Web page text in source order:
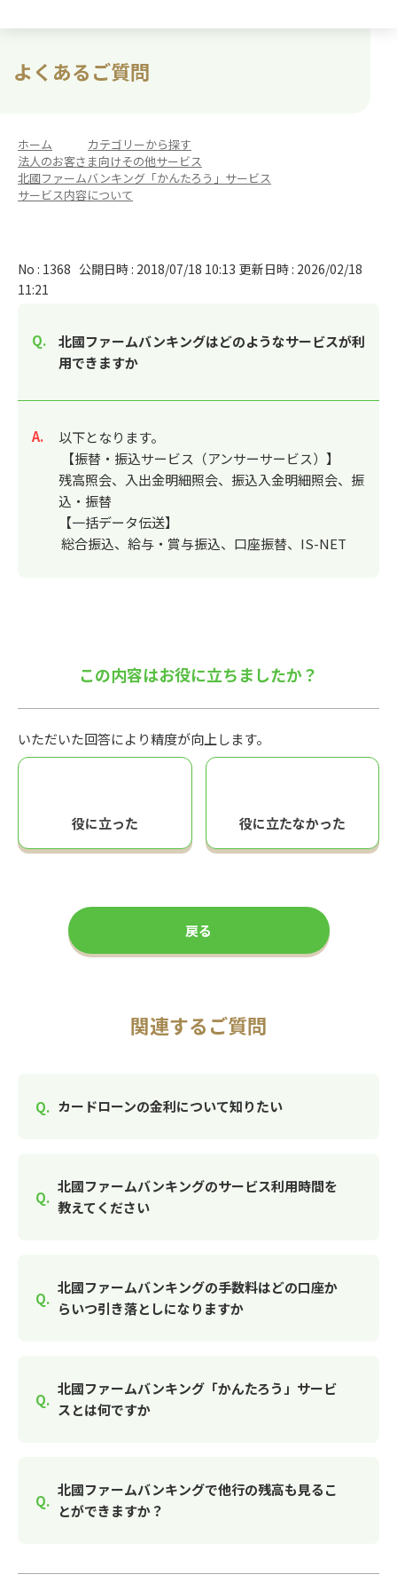
よくあるご質問
ホーム カテゴリーから探す
法人のお客さま向けその他サービス
北國ファームバンキング「かんたろう」サービス
サービス内容について
No : 1368 公開日時 : 2018/07/18 10:13 更新日時 : 2026/02/18
11:21
北國ファームバンキングはどのようなサービスが利
用できますか
回答
以下となります。
【振替・振込サービス（アンサーサービス）】
残高照会、入出金明細照会、振込入金明細照会、振
込・振替
【一括データ伝送】
総合振込、給与・賞与振込、口座振替、IS-NET
この内容はお役に立ちましたか？
いただいた回答により精度が向上します。
役に立った 役に立たなかった
戻る
関連するご質問
カードローンの金利について知りたい
北國ファームバンキングのサービス利用時間を
教えてください
北國ファームバンキングの手数料はどの口座か
らいつ引き落としになりますか
北國ファームバンキング「かんたろう」サービ
スとは何ですか
北國ファームバンキングで他行の残高も見るこ
とができますか？